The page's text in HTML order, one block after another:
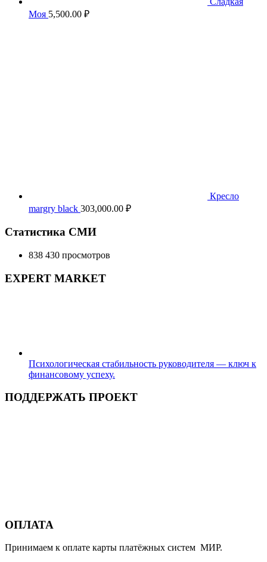
Моя 5,500.00 ₽
Кресло
margry black 303,000.00 ₽
Статистика СМИ
838 430 просмотров
EXPERT MARKET
Психологическая стабильность руководителя — ключ к
финансовому успеху.
ПОДДЕРЖАТЬ ПРОЕКТ
ОПЛАТА
Принимаем к оплате карты платёжных систем МИР.